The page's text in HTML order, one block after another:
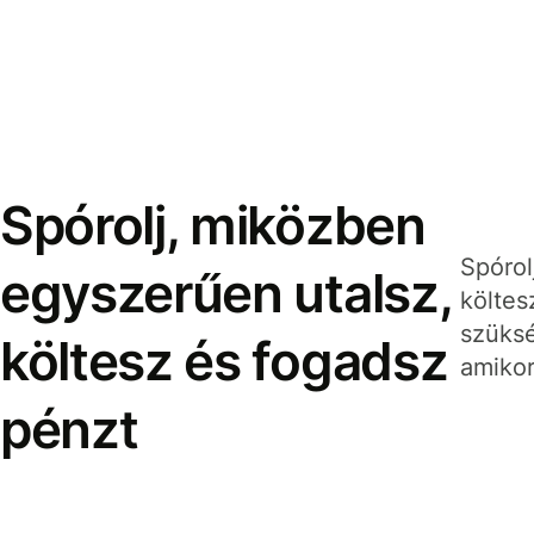
Spórolj, miközben
egyszerűen utalsz,
költesz és fogadsz
pénzt